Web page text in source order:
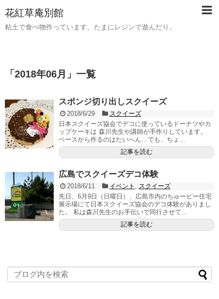
花紅草庵別館
粘土で食べ物作っています。たまにレジンで遊んだり。
「 2018年06月 」 一覧
スポンジ切り出しスクイーズ
2018/6/29
スクイーズ
日本スクイーズ協会でデコに使っているドーナツやカ
ップケーキは 森川先生や講師が手作りしています。
ベースから作るのはたいへん…でも、ちょ...
記事を読む
広島でスクイーズデコ体験
2018/6/11 イベント
スクイーズ
先日、6月9日（日曜日）、広島市内のちゅーピー住宅
展示場にて日本スクイーズ協会のデコ体験がありまし
た。 私は森川先生のお手伝いで同行させて...
記事を読む